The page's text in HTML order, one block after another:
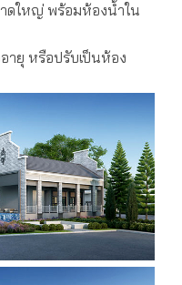
ดใหญ่ พร้อมห้องน้ำใน
ายุ หรือปรับเป็นห้อง